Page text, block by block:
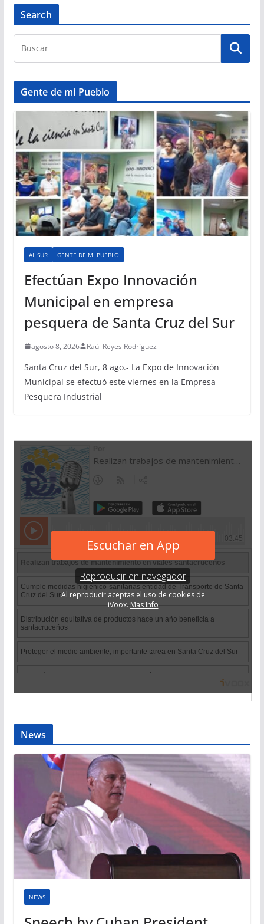
Search
Gente de mi Pueblo
AL SUR GENTE DE MI PUEBLO
Efectúan Expo Innovación
Municipal en empresa
pesquera de Santa Cruz del Sur
agosto 8, 2026 Raúl Reyes Rodríguez
Santa Cruz del Sur, 8 ago.- La Expo de Innovación
Municipal se efectuó este viernes en la Empresa
Pesquera Industrial
News
NEWS